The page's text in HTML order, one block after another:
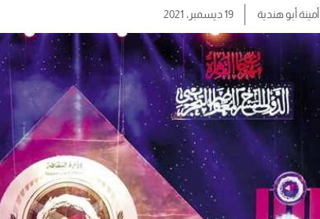
أمينة أبو هندية 19 ديسمبر، 2021